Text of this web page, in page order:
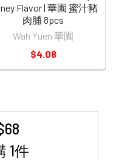
1件
Flavor | 華園 蜜汁豬
肉脯 8pcs
Wah Yuen 華園
$4.08